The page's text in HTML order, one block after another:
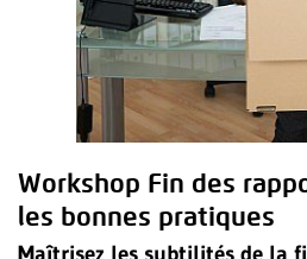
Workshop Fin des
les bonnes pratiques